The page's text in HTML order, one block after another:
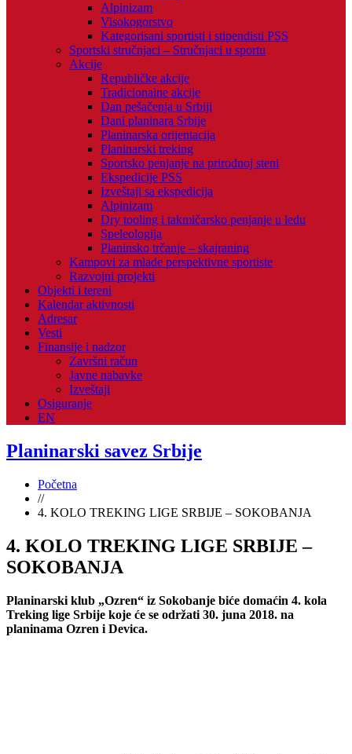
Alpinizam
Visokogorstvo
Kategorisani sportisti i stipendisti PSS
Sportski stručnjaci – Stručnjaci u sportu
Akcije
Republičke akcije
Tradicionalne akcije
Dan pešačenja u Srbiji
Dani planinara Srbije
Planinarska orijentacija
Planinarski treking
Sportsko penjanje na prirodnoj steni
Ekspedicije PSS
Izveštaji sa ekspedicija
Alpinizam
Dry tooling i takmičarsko penjanje u ledu
Speleologija
Planinsko trčanje – skajraning
Kampovi za mlade perspektivne sportiste
Razvojni projekti
Objekti i tereni
Kalendar aktivnosti
Adresar
Vesti
Finansije i nadzor
Završni račun
Javne nabavke
Izveštaji
Osiguranje
EN
Planinarski savez Srbije
Početna
//
4. KOLO TREKING LIGE SRBIJE – SOKOBANJA
4. KOLO TREKING LIGE SRBIJE –
SOKOBANJA
Planinarski klub „Ozren“ iz Sokobanje biće domaćin 4. kola
Treking lige Srbije koje će se održati 30. juna 2018. na
planinama Ozren i Devica.